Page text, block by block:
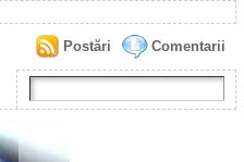
Comentarii
Postări